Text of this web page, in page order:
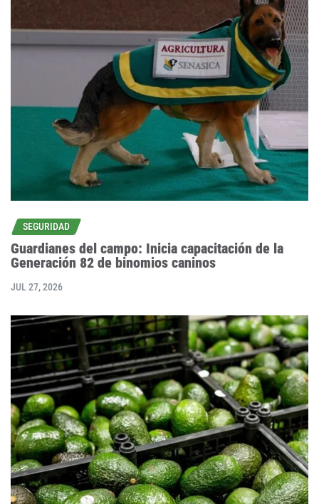
SEGURIDAD
Guardianes del campo: Inicia capacitación de la
Generación 82 de binomios caninos
JUL 27, 2026